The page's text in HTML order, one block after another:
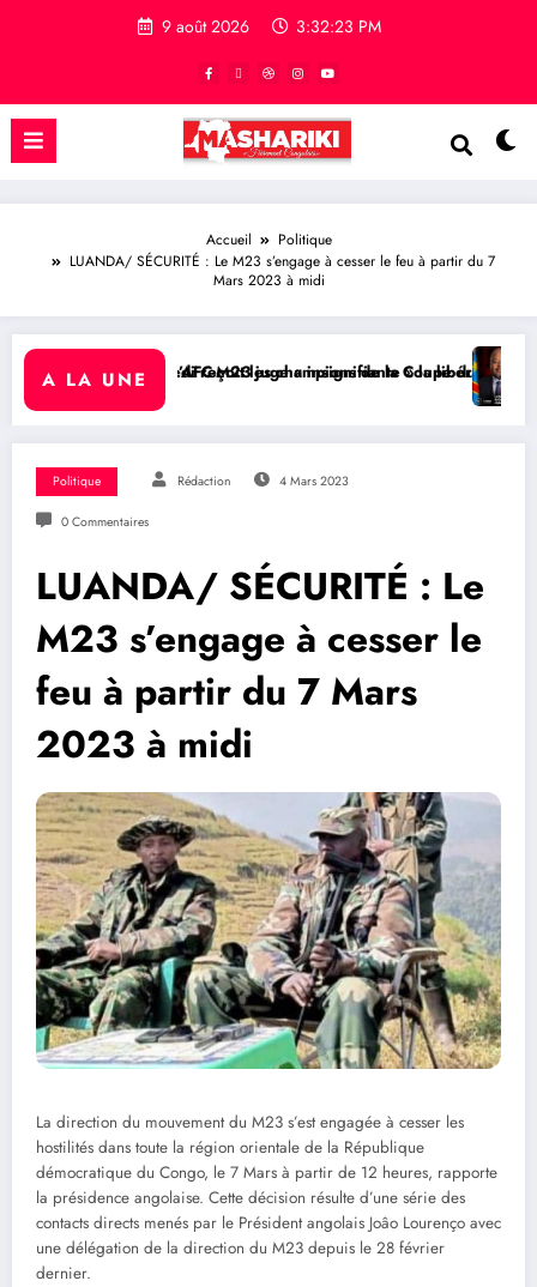
9 août 2026 3:32:24 PM
Accueil
Politique
LUANDA/ SÉCURITÉ : Le M23 s’engage à cesser le feu à partir du 7
Mars 2023 à midi
A LA UNE
les champions de la Coupe du Congo
M23 juge « insignifiante » la libération de 15 détenus par Kinshasa
RDC/ POLITIQUE : Aimé
Politique Rédaction 4 Mars 2023
0 Commentaires
LUANDA/ SÉCURITÉ : Le
M23 s’engage à cesser le
feu à partir du 7 Mars
2023 à midi
La direction du mouvement du M23 s’est engagée à cesser les
hostilités dans toute la région orientale de la République
démocratique du Congo, le 7 Mars à partir de 12 heures, rapporte
la présidence angolaise. Cette décision résulte d’une série des
contacts directs menés par le Président angolais Joâo Lourenço avec
une délégation de la direction du M23 depuis le 28 février
dernier.